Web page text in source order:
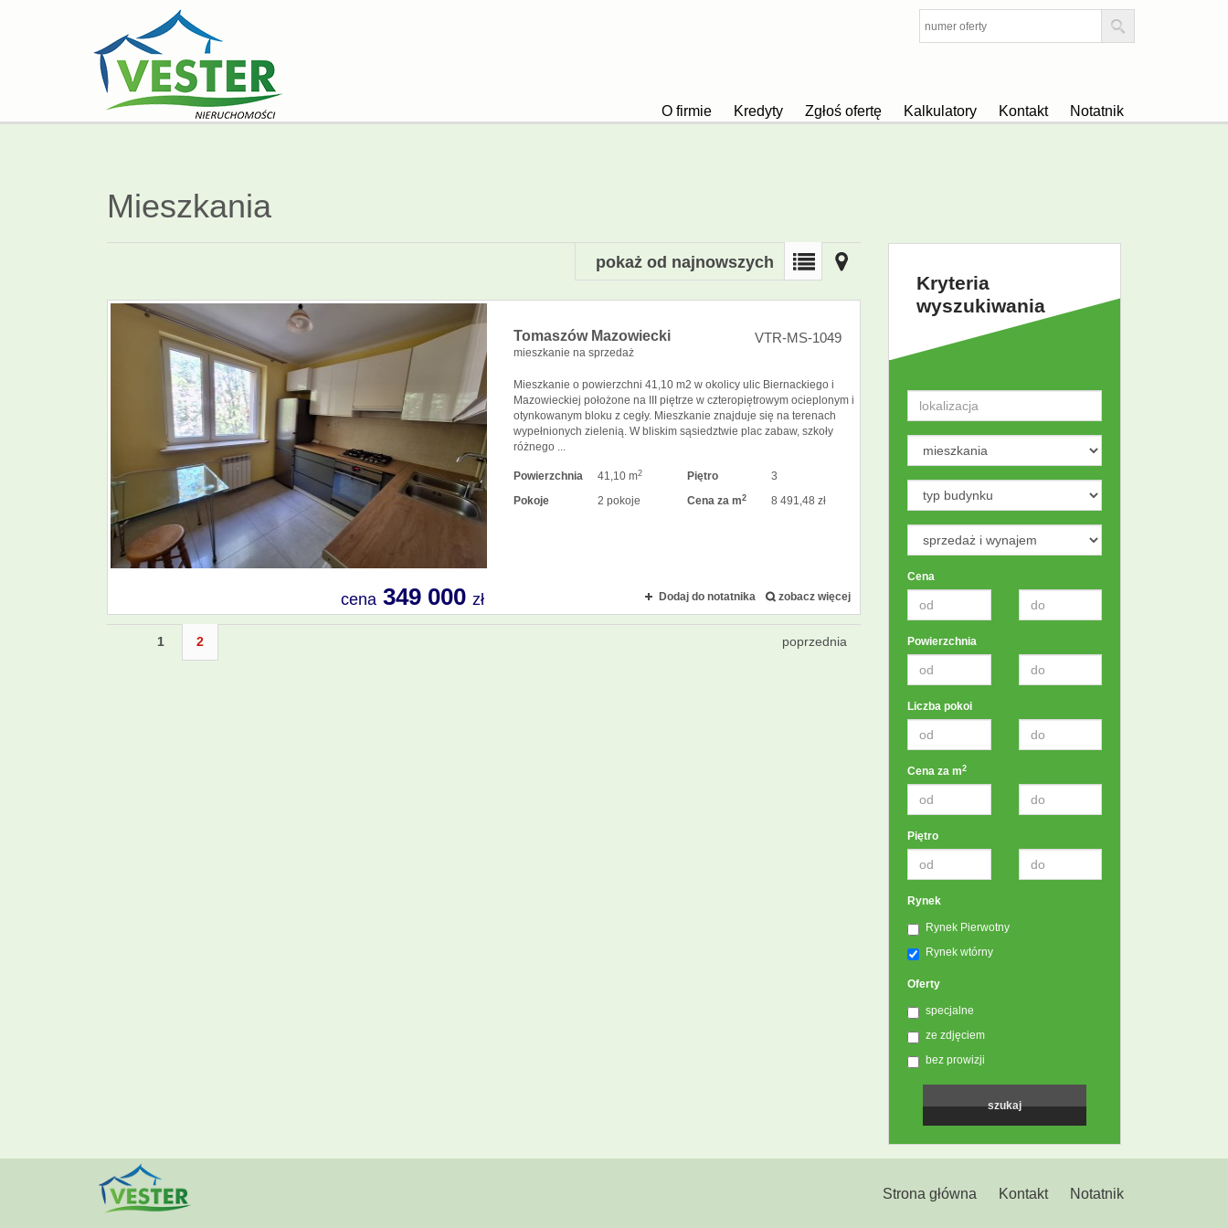
O firmie Kredyty Zgłoś ofertę Kalkulatory Kontakt Notatnik
Mieszkania
pokaż od najnowszych
Tomaszów Mazowiecki
mieszkanie na sprzedaż
VTR-MS-1049
Mieszkanie o powierzchni 41,10 m2 w okolicy ulic Biernackiego i
Mazowieckiej położone na III piętrze w czteropiętrowym ocieplonym i
otynkowanym bloku z cegły. Mieszkanie znajduje się na terenach
wypełnionych zielenią. W bliskim sąsiedztwie plac zabaw, szkoły
różnego ...
Powierzchnia 41,10 m2 Piętro
3
Pokoje
2 pokoje Cena za m2 8 491,48 zł
cena349 000 zł Dodaj do notatnika zobacz więcej
1 2 poprzednia
Kryteria
wyszukiwania
Cena
Powierzchnia
Liczba pokoi
Cena za m2
Piętro
Rynek
Rynek Pierwotny
Rynek wtórny
Oferty
specjalne
ze zdjęciem
bez prowizji
Strona główna Kontakt Notatnik